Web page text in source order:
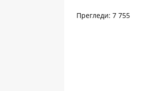
Прегледи: 7 755